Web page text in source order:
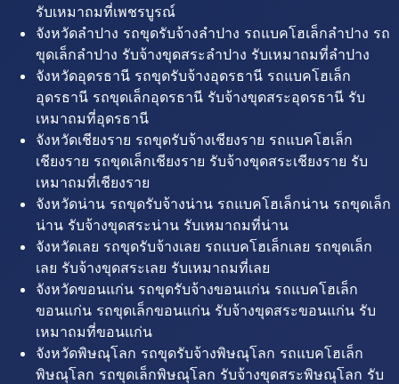
รับเหมาถมที่เพชรบูรณ์
จังหวัดลำปาง รถขุดรับจ้างลำปาง รถแบคโฮเล็กลำปาง รถ
ขุดเล็กลำปาง รับจ้างขุดสระลำปาง รับเหมาถมที่ลำปาง
จังหวัดอุดรธานี รถขุดรับจ้างอุดรธานี รถแบคโฮเล็ก
อุดรธานี รถขุดเล็กอุดรธานี รับจ้างขุดสระอุดรธานี รับ
เหมาถมที่อุดรธานี
จังหวัดเชียงราย รถขุดรับจ้างเชียงราย รถแบคโฮเล็ก
เชียงราย รถขุดเล็กเชียงราย รับจ้างขุดสระเชียงราย รับ
เหมาถมที่เชียงราย
จังหวัดน่าน รถขุดรับจ้างน่าน รถแบคโฮเล็กน่าน รถขุดเล็ก
น่าน รับจ้างขุดสระน่าน รับเหมาถมที่น่าน
จังหวัดเลย รถขุดรับจ้างเลย รถแบคโฮเล็กเลย รถขุดเล็ก
เลย รับจ้างขุดสระเลย รับเหมาถมที่เลย
จังหวัดขอนแก่น รถขุดรับจ้างขอนแก่น รถแบคโฮเล็ก
ขอนแก่น รถขุดเล็กขอนแก่น รับจ้างขุดสระขอนแก่น รับ
เหมาถมที่ขอนแก่น
จังหวัดพิษณุโลก รถขุดรับจ้างพิษณุโลก รถแบคโฮเล็ก
พิษณุโลก รถขุดเล็กพิษณุโลก รับจ้างขุดสระพิษณุโลก รับ